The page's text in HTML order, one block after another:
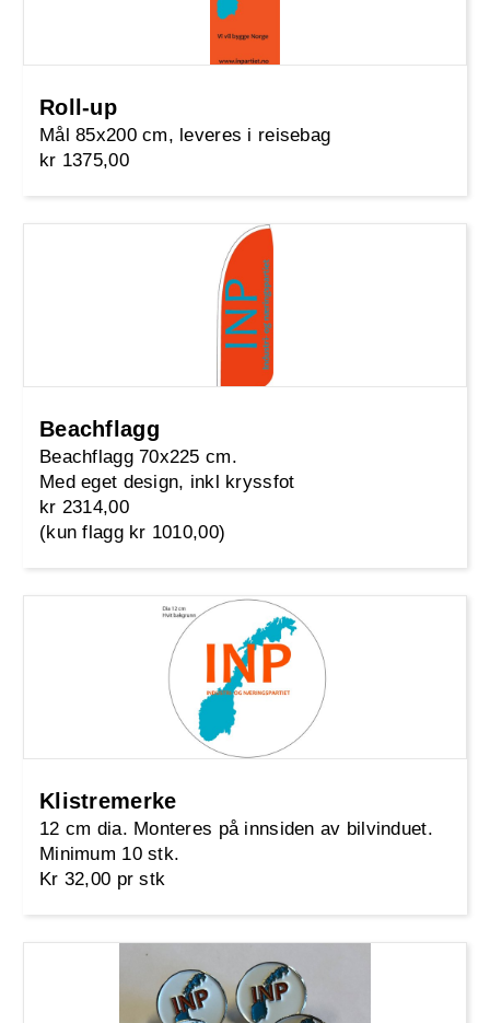
Roll-up
Mål 85x200 cm, leveres i reisebag
kr 1375,00
Beachflagg
Beachflagg 70x225 cm.
Med eget design, inkl kryssfot
kr 2314,00
(kun flagg kr 1010,00)
Klistremerke
12 cm dia. Monteres på innsiden av bilvinduet.
Minimum 10 stk.
Kr 32,00 pr stk